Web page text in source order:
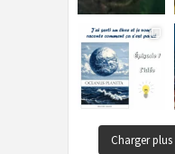
Charger plus